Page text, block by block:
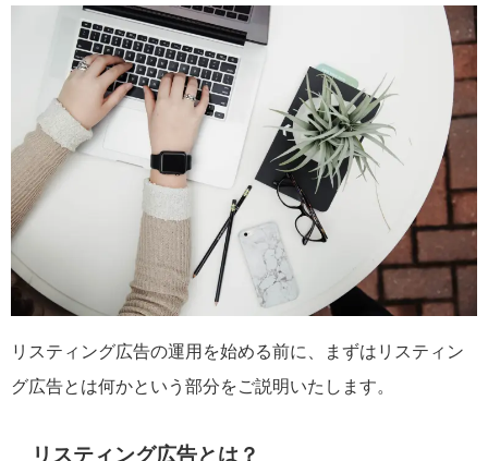
リスティング広告の運用を始める前に、まずはリスティン
グ広告とは何かという部分をご説明いたします。
リスティング広告とは？